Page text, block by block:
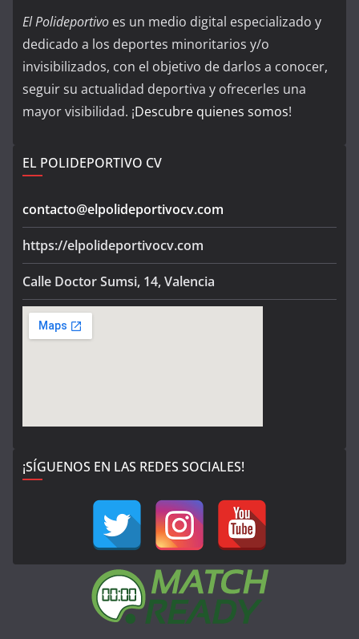
El Polideportivo es un medio digital especializado y
dedicado a los deportes minoritarios y/o
invisibilizados, con el objetivo de darlos a conocer,
seguir su actualidad deportiva y ofrecerles una
mayor visibilidad. ¡Descubre quienes somos!
EL POLIDEPORTIVO CV
contacto@elpolideportivocv.com
https://elpolideportivocv.com
Calle Doctor Sumsi, 14, Valencia
¡SÍGUENOS EN LAS REDES SOCIALES!